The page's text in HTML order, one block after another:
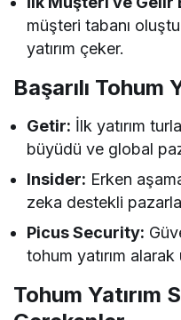
müşteri tabanı
yatırım çeker.
Başarılı Tohum
Getir: İlk yatırım
büyüdü ve global
Insider: Erken
zeka destekli
Picus Security:
tohum yatırım alarak
Tohum Yatırım